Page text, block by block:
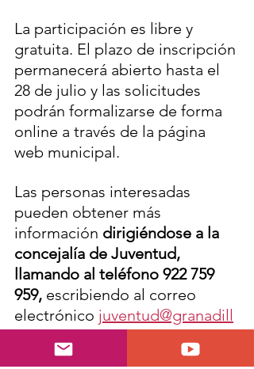
La participación es libre y
gratuita. El plazo de inscripción
permanecerá abierto hasta el
28 de julio y las solicitudes
podrán formalizarse de forma
online a través de la página
web municipal.
Las personas interesadas
pueden obtener más
información dirigiéndose a la
concejalía de Juventud,
llamando al teléfono 922 759
959, escribiendo al correo
electrónico juventud@granadill
adeabona.org o consultando la
página web institucional del